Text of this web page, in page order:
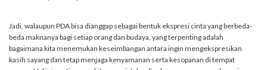
Jadi, walaupun PDA bisa dianggap sebagai bentuk ekspresi cinta yang berbeda-
beda maknanya bagi setiap orang dan budaya, yang terpenting adalah
bagaimana kita menemukan keseimbangan antara ingin mengekspresikan
kasih sayang dan tetap menjaga kenyamanan serta kesopanan di tempat